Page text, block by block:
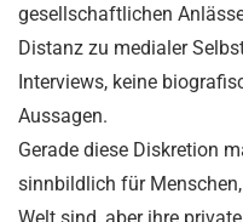
gesellschaftlichen
Distanz zu medialer
Interviews, keine
Aussagen.
Gerade diese Diskretion
sinnbildlich für